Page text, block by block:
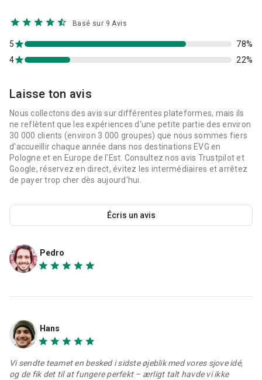
Basé sur 9 Avis
4 22%
5 78%
Laisse ton avis
Nous collectons des avis sur différentes plateformes, mais ils
ne reflètent que les expériences d'une petite partie des environ
30 000 clients (environ 3 000 groupes) que nous sommes fiers
d'accueillir chaque année dans nos destinations EVG en
Pologne et en Europe de l'Est. Consultez nos avis Trustpilot et
Google, réservez en direct, évitez les intermédiaires et arrêtez
de payer trop cher dès aujourd'hui.
Écris un avis
Pedro
Hans
Vi sendte teamet en besked i sidste øjeblik med vores sjove idé,
og de fik det til at fungere perfekt – ærligt talt havde vi ikke